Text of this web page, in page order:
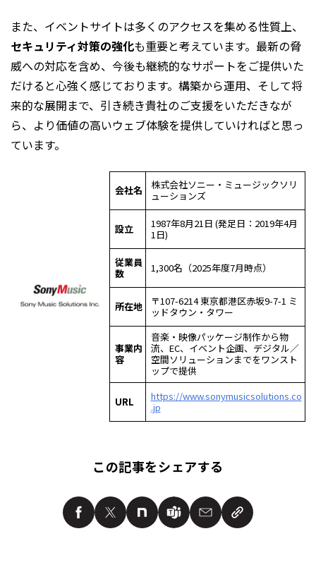
また、イベントサイトは多くのアクセスを集める性質上、
セキュリティ対策の強化も重要と考えています。最新の脅
威への対応を含め、今後も継続的なサポートをご提供いた
だけると心強く感じております。構築から運用、そして将
来的な展開まで、引き続き貴社のご支援をいただきなが
ら、より価値の高いウェブ体験を提供していければと思っ
ています。
会社名
株式会社ソニー・ミュージックソリ
ューションズ
設立
1987年8月21日 (発足日：2019年4月
1日)
従業員
数
1,300名（2025年度7月時点）
所在地
〒107-6214 東京都港区赤坂9-7-1 ミ
ッドタウン・タワー
事業内
容
音楽・映像パッケージ制作から物
流、EC、イベント企画、デジタル／
空間ソリューションまでをワンスト
ップで提供
URL
https://www.sonymusicsolutions.co
.jp
この記事をシェアする